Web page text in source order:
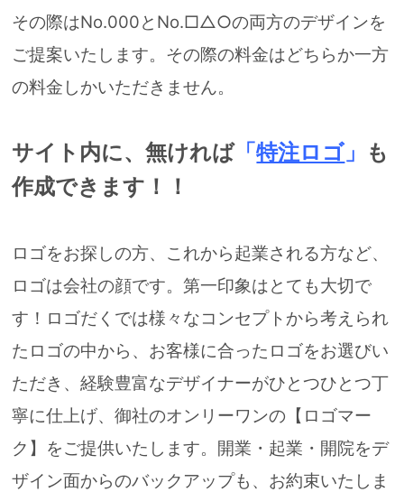
その際はNo.000とNo.□△○の両方のデザインを
ご提案いたします。 その際の料金はどちらか一方
の料金しかいただきません。
サイト内に、無ければ「特注ロゴ」 も
作成できます！！
ロゴをお探しの方、これから起業される方など、
ロゴは会社の顔です。第一印象はとても大切で
す！ ロゴだくでは様々なコンセプトから考えられ
たロゴの中から、 お客様に合ったロゴをお選びい
ただき、経験豊富なデザイナーがひとつひとつ丁
寧に仕上げ、御社のオンリーワンの【ロゴマー
ク】をご提供いたします。 開業・起業・開院をデ
ザイン面からのバックアップも、お約束いたしま